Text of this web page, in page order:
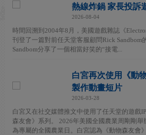
熱線炸鍋 家長投訴
2026-08-04
時間回溯到2004年8月，美國遊戲雜誌《
刊登了一篇對前任天堂客服顧問Rick Sandbom
Sandbom分享了一個相當好笑的“接電...
白宮再次使用《動
製作動畫短片
2026-03-28
白宮又在社交媒體推文中使用了任天堂的遊戲
森友會》系列。 2026年美國全國農業周剛剛舉
為專屬的全國農業日。白宮認為《動物森友會